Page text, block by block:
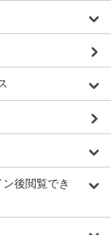
後閲覧でき